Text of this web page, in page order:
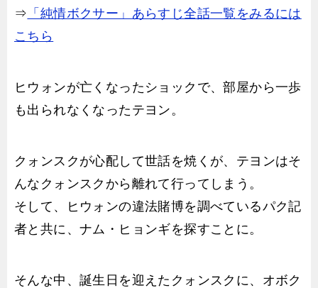
⇒ 「純情ボクサー」あらすじ全話一覧をみるには
こちら
ヒウォンが亡くなったショックで、部屋から一歩
も出られなくなったテヨン。
クォンスクが心配して世話を焼くが、テヨンはそ
んなクォンスクから離れて行ってしまう。
そして、ヒウォンの違法賭博を調べているパク記
者と共に、ナム・ヒョンギを探すことに。
そんな中、誕生日を迎えたクォンスクに、オボク